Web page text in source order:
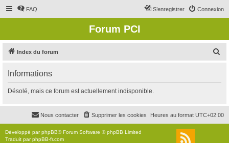
FAQ Connexion
S’enregistrer
Forum PCI
Index du forum
r
c
Informations
Désolé, mais ce forum est actuellement indisponible.
Heures au format UTC+02:00
Supprimer les cookies
Nous contacter
Développé parphpBB® Forum Software © phpBB Limited
Traduit parphpBB-fr.com